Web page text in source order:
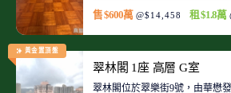
售 $600萬 @$14,458 租 $1.8萬
黃金置頂盤
翠林閣 1座 高層 G室
翠林閣位於翠樂街9號，由華懋